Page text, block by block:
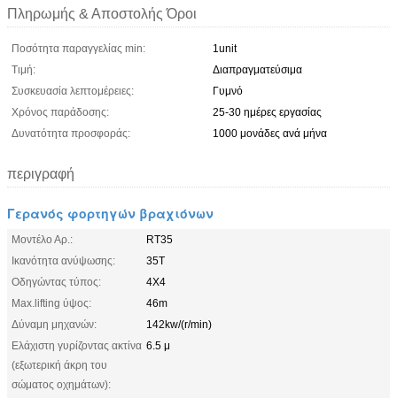
Πληρωμής & Αποστολής Όροι
Ποσότητα παραγγελίας min:
1unit
Τιμή:
Διαπραγματεύσιμα
Συσκευασία λεπτομέρειες:
Γυμνό
Χρόνος παράδοσης:
25-30 ημέρες εργασίας
Δυνατότητα προσφοράς:
1000 μονάδες ανά μήνα
περιγραφή
Γερανός φορτηγών βραχιόνων
Μοντέλο Αρ.:
RT35
Ικανότητα ανύψωσης:
35T
Οδηγώντας τύπος:
4X4
Max.lifting ύψος:
46m
Δύναμη μηχανών:
142kw/(r/min)
Ελάχιστη γυρίζοντας ακτίνα
(εξωτερική άκρη του
σώματος οχημάτων):
6.5 μ